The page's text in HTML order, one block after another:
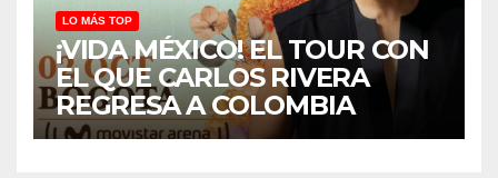
LO MÁS TOP
¡VIDA MÉXICO! EL TOUR CON
EL QUE CARLOS RIVERA
REGRESA A COLOMBIA